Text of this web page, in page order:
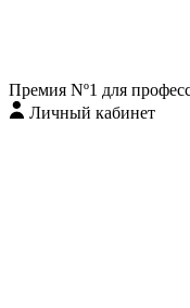
Премия Nº1 для
Личный кабинет